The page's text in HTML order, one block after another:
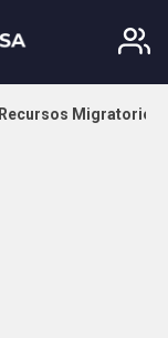
Recursos Migratorios